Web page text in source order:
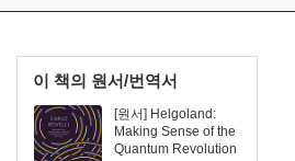
이 책의 원서/번역서
[원서] Helgoland:
Making Sense of the
Quantum Revolution